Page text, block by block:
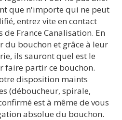
que n'importe qui ne peut
entrez vite en contact
de France Canalisation. En
du bouchon et grâce à leur
ils sauront quel est le
faire partir ce bouchon.
disposition maints
(déboucheur, spirale,
est à même de vous
absolue du bouchon.